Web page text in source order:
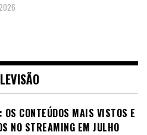
OS CONTEÚDOS MAIS VISTOS E
NO STREAMING EM JULHO